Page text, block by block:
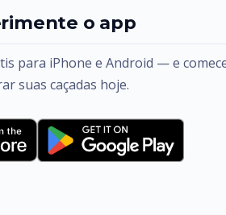
o app
para iPhone e Android — e
suas caçadas hoje.